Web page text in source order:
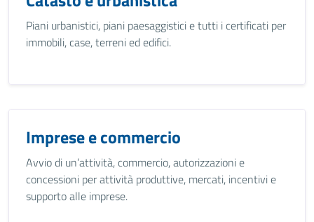
Piani urbanistici, piani paesaggistici e tutti i certificati per
immobili, case, terreni ed edifici.
Imprese e commercio
Avvio di un’attività, commercio, autorizzazioni e
concessioni per attività produttive, mercati, incentivi e
supporto alle imprese.